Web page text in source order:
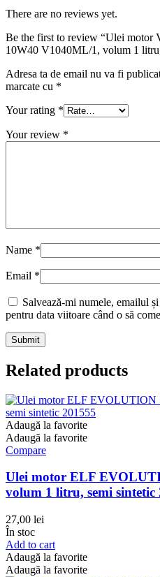
There are no reviews yet.
Be the first to review “Ulei
10W40 V1040ML/1, volum 1
Adresa ta de email nu va fi
marcate cu *
Your rating *
Your review *
Name *
Email *
Salvează-mi numele, emailul
pentru data viitoare când o să
Related products
Adaugă la favorite
Adaugă la favorite
Compare
Ulei motor ELF
volum 1 litru, semi sintetic
27,00 lei
În stoc
Add to cart
Adaugă la favorite
Adaugă la favorite